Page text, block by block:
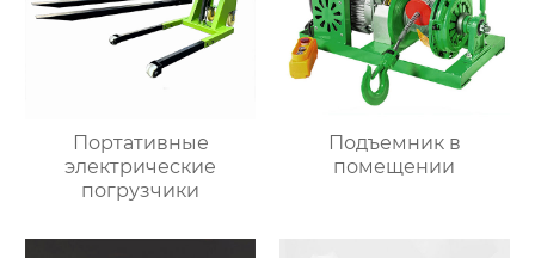
Портативные
электрические
погрузчики
Подъемник в
помещении